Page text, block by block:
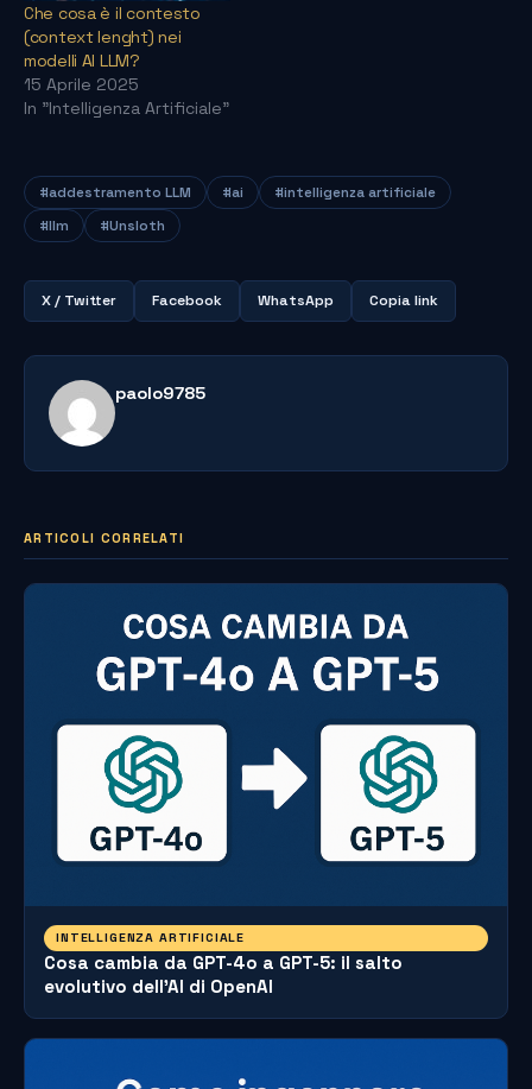
Che cosa è il contesto
(context lenght) nei
modelli AI LLM?
15 Aprile 2025
In "Intelligenza Artificiale"
#addestramento LLM #ai
#intelligenza artificiale
#llm
#Unsloth
X / Twitter Facebook WhatsApp Copia link
paolo9785
ARTICOLI CORRELATI
INTELLIGENZA ARTIFICIALE
Cosa cambia da GPT-4o a GPT-5: il salto
evolutivo dell’AI di OpenAI